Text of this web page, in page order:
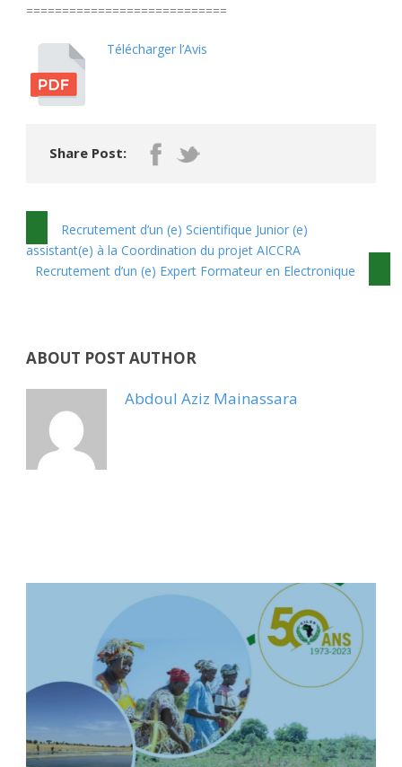
============================
Télécharger l’Avis
Share Post:
Recrutement d’un (e) Scientifique Junior (e)
assistant(e) à la Coordination du projet AICCRA
Recrutement d’un (e) Expert Formateur en Electronique
ABOUT POST AUTHOR
Abdoul Aziz Mainassara